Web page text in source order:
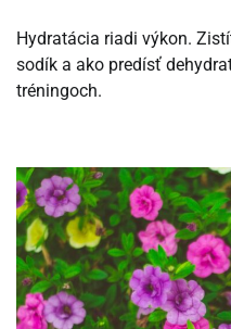
Hydratácia riadi výkon.
sodík a ako predísť
tréningoch.